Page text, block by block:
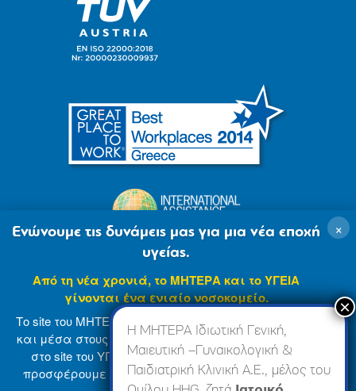
© 2007-2024 ΜΗΤΕΡΑ Α.Ε Όροι Χρήσης
Η ΜΗΤΕΡΑ Ιδιωτική Γενική,
Μαιευτική –Γυναικολογική &
Παιδιατρική Κλινική Α.Ε., μέλος του
×
Ενώνουμε τις δυνάμεις μας για μια νέα εποχή
υγείας.
Από τη νέα χρονιά, το ΜΗΤΕΡΑ και το ΥΓΕΙΑ
γίνονται ένα ενιαίο νοσοκομείο.
Το site του ΜΗΤΕΡΑ βρίσκεται σε φάση ανανέωσης
και μέσα στους επόμενους μήνες θα ενσωματωθεί
στο site του ΥΓΕΙΑ (www.hygeia.gr), ώστε να σας
προσφέρουμε μια πιο ολοκληρωμένη και ενιαία